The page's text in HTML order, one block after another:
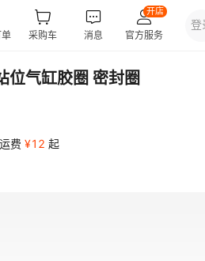
气缸胶圈 密封圈
运费 ¥12 起